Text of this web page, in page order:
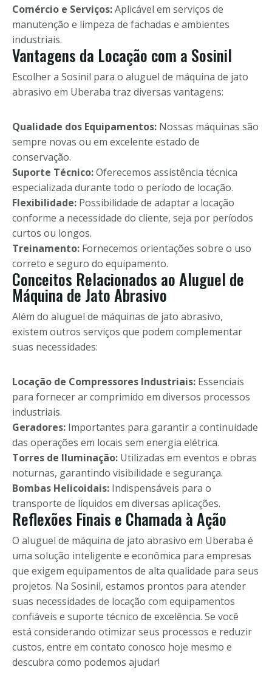
Comércio e Serviços:Aplicável em serviços de
manutenção e limpeza de fachadas e ambientes
industriais.
Vantagens da Locação com a Sosinil
Escolher a Sosinil para o aluguel de máquina de jato
abrasivo em Uberaba traz diversas vantagens:
Qualidade dos Equipamentos: Nossas máquinas são
sempre novas ou em excelente estado de
conservação.
Suporte Técnico:Oferecemos assistência técnica
especializada durante todo o período de locação.
Flexibilidade: Possibilidade de adaptar a locação
conforme a necessidade do cliente, seja por períodos
curtos ou longos.
Treinamento: Fornecemos orientações sobre o uso
correto e seguro do equipamento.
Conceitos Relacionados ao Aluguel de
Máquina de Jato Abrasivo
Além do aluguel de máquinas de jato abrasivo,
existem outros serviços que podem complementar
suas necessidades:
Locação de Compressores Industriais: Essenciais
para fornecer ar comprimido em diversos processos
industriais.
Geradores: Importantes para garantir a continuidade
das operações em locais sem energia elétrica.
Torres de Iluminação: Utilizadas em eventos e obras
noturnas, garantindo visibilidade e segurança.
Bombas Helicoidais: Indispensáveis para o
transporte de líquidos em diversas aplicações.
Reflexões Finais e Chamada à Ação
O aluguel de máquina de jato abrasivo em Uberaba é
uma solução inteligente e econômica para empresas
que exigem equipamentos de alta qualidade para seus
projetos. Na Sosinil, estamos prontos para atender
suas necessidades de locação com equipamentos
confiáveis e suporte técnico de excelência. Se você
está considerando otimizar seus processos e reduzir
custos, entre em contato conosco hoje mesmo e
descubra como podemos ajudar!